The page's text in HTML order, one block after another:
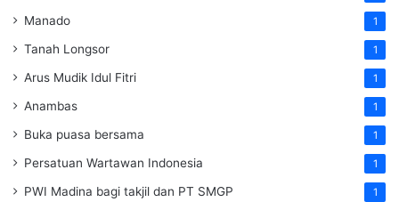
Manado 1
Tanah Longsor 1
Arus Mudik Idul Fitri 1
Anambas 1
Buka puasa bersama 1
Persatuan Wartawan Indonesia 1
PWI Madina bagi takjil dan PT SMGP 1